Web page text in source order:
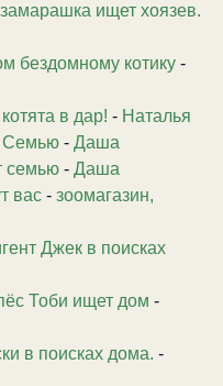
ищет хоязев.
бездомному котику -
в дар! - Наталья
Семью - Даша
семью - Даша
вас - зоомагазин,
Джек в поисках
Тоби ищет дом -
в поисках дома. -